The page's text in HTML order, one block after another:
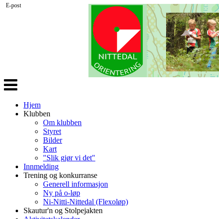
Veksle
navigasjon
Hjem
Klubben
Om klubben
Styret
Bilder
Kart
"Slik gjør vi det"
Innmelding
Trening og konkurranse
Generell informasjon
Ny på o-løp
Ni-Nitti-Nittedal (Flexoløp)
Skautur'n og Stolpejakten
E-post